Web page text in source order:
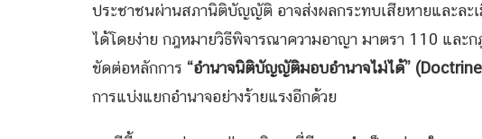
ประชาชนผ่านสภานิติบัญญัติ อาจส่งผลกระทบเสียหายและละ
ได้โดยง่าย กฎหมายวิธีพิจารณาความอาญา มาตรา 110 และ
ขัดต่อหลักการ “อำนาจนิติบัญญัติมอบอำนาจไม่ได้” (
การแบ่งแยกอำนาจอย่างร้ายแรงอีกด้วย